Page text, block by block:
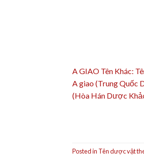
A GIAO Tên Khác:
A giao (Trung Quốc
(Hòa Hán Dược
Posted in Tên dược vật